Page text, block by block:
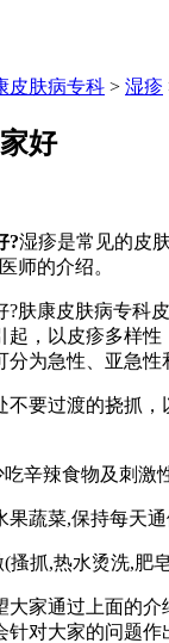
皮肤病专科 > 湿疹
好
?湿疹是常见的皮
师的介绍。
康皮肤病专科皮
起，以皮疹多样
为急性、亚急
不要过渡的挠抓
辛辣食物及刺激
蔬菜,保持每天通
抓,热水烫洗,肥
大家通过上面的介
对大家的问题作